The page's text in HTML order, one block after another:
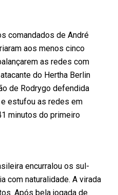
comandados de André
aos menos cinco
as redes com
do Hertha Berlin
de Rodrygo defendida
estufou as redes em
minutos do primeiro
encurralou os sul-
com naturalidade. A virada
Após bela jogada de